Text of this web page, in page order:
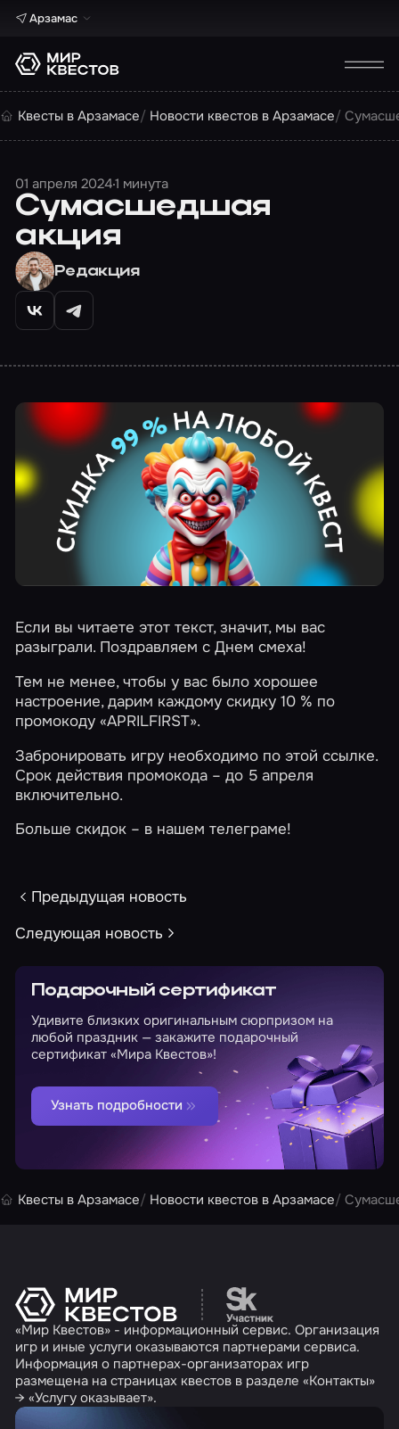
Арзамас
Квесты в Арзамасе Новости квестов в Арзамасе
01 апреля 20241 минута
Сумасшедшая
акция
Редакция
Если вы читаете этот текст, значит, мы вас
разыграли. Поздравляем с Днем смеха!
Тем не менее, чтобы у вас было хорошее
настроение, дарим каждому скидку 10 % по
промокоду «APRILFIRST».
Забронировать игру необходимо по этой ссылке.
Срок действия промокода – до 5 апреля
включительно.
Больше скидок – в нашемтелеграме!
Предыдущая новость
Следующая новость
Подарочный сертификат
Удивите близких оригинальным сюрпризом на
любой праздник — закажите подарочный
сертификат «Мира Квестов»!
Узнать подробности
Квесты в Арзамасе Новости квестов в Арзамасе
Перейти на сайт
«Мир Квестов» - информационный сервис. Организация
игр и иные услуги оказываются партнерами сервиса.
Информация о партнерах-организаторах игр
размещена на страницах квестов в разделе «Контакты»
→ «Услугу оказывает».